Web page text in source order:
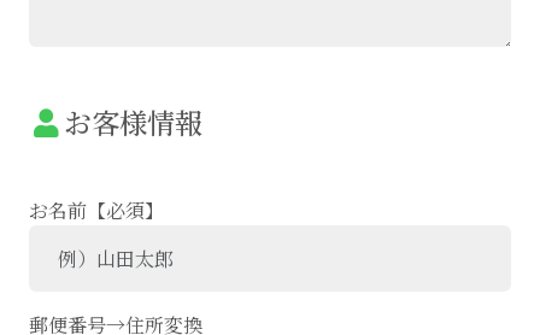
お客様情報
お名前【必須】
郵便番号→住所変換